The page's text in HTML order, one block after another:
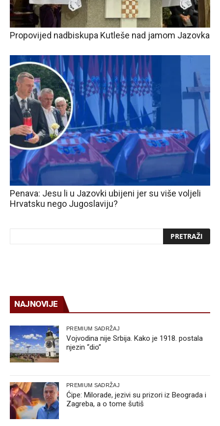
Propovijed nadbiskupa Kutleše nad jamom Jazovka
Penava: Jesu li u Jazovki ubijeni jer su više voljeli
Hrvatsku nego Jugoslaviju?
NAJNOVIJE
PREMIUM SADRŽAJ
Vojvodina nije Srbija. Kako je 1918. postala
njezin “dio”
PREMIUM SADRŽAJ
Ćipe: Milorade, jezivi su prizori iz Beograda i
Zagreba, a o tome šutiš